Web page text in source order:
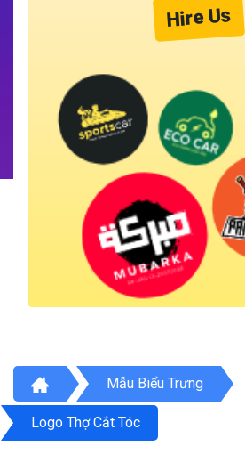
Hire Us
Mẫu Biểu Trưng
Logo Thợ Cắt Tóc